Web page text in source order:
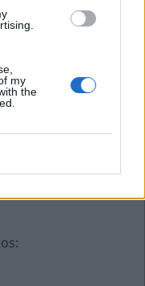
my
the
Susan Sontag
:
: